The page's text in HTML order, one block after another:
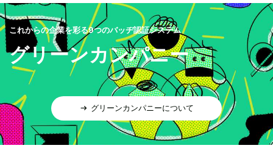
これからの企業を彩る9つのバッヂ認証システム
グリーンカンパニー
グリーンカンパニーについて